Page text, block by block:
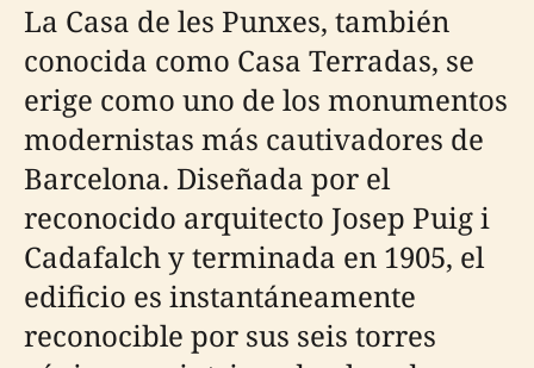
La Casa de les Punxes, también
conocida como Casa Terradas, se
erige como uno de los monumentos
modernistas más cautivadores de
Barcelona. Diseñada por el
reconocido arquitecto Josep Puig i
Cadafalch y terminada en 1905, el
edificio es instantáneamente
reconocible por sus seis torres